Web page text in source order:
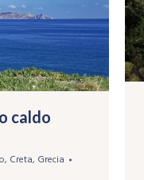
caldo
, Creta, Grecia